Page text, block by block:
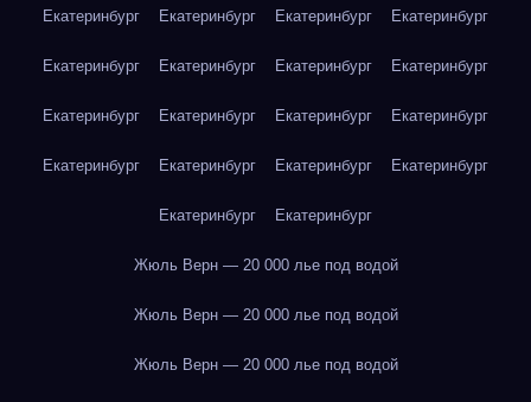
Екатеринбург Екатеринбург Екатеринбург Екатеринбург
Екатеринбург Екатеринбург Екатеринбург Екатеринбург
Екатеринбург Екатеринбург Екатеринбург Екатеринбург
Екатеринбург Екатеринбург Екатеринбург Екатеринбург
Екатеринбург Екатеринбург
Жюль Верн — 20 000 лье под водой
Жюль Верн — 20 000 лье под водой
Жюль Верн — 20 000 лье под водой